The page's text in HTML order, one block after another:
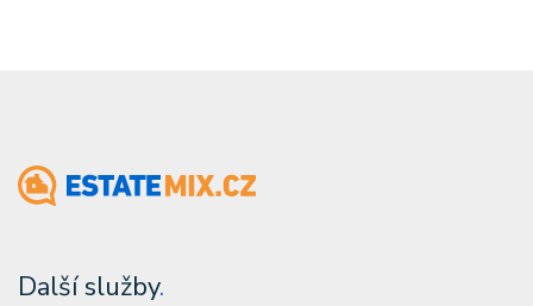
Další služby.